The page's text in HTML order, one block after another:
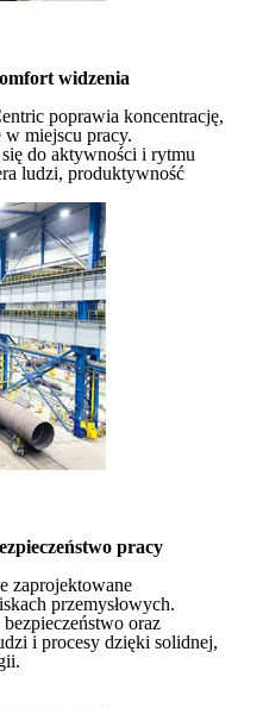
widzenia
poprawia koncentrację,
miejscu pracy.
do aktywności i rytmu
ludzi, produktywność
pracy
zaprojektowane
przemysłowych.
oraz
i procesy dzięki solidnej,